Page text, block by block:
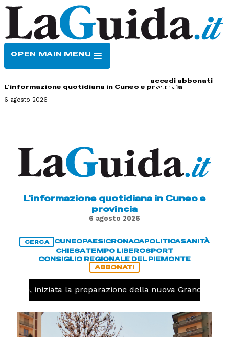
OPEN MAIN MENU
accedi abbonati
L'informazione quotidiana in Cuneo e provincia
6 agosto 2026
L'informazione quotidiana in Cuneo e
provincia
6 agosto 2026
CERCA CUNEOPAESICRONACAPOLITICASANITÀ
CHIESATEMPO LIBEROSPORT
CONSIGLIO REGIONALE DEL PIEMONTE
ABBONATI
iniziata la preparazione della nuova Granda Volley